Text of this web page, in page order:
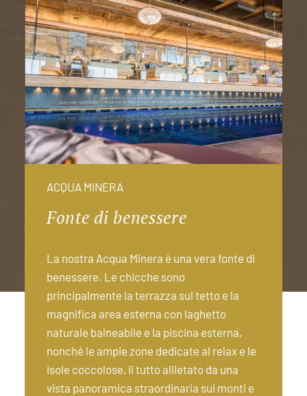
ACQUA MINERA
Fonte di benessere
La nostra Acqua Minera è una vera fonte di
benessere. Le chicche sono
principalmente la terrazza sul tetto e la
magnifica area esterna con laghetto
naturale balneabile e la piscina esterna,
nonché le ampie zone dedicate al relax e le
isole coccolose, il tutto allietato da una
vista panoramica straordinaria sui monti e